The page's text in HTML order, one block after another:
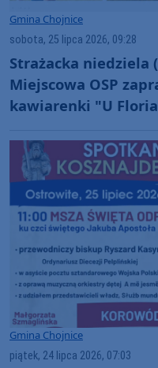
Gmina Chojnice
sobota, 25 lipca 2026, 09:28
Strażacka niedziela
Miejscowa OSP
kawiarenki "U
Gmina Chojnice
piątek, 24 lipca 2026, 07:03